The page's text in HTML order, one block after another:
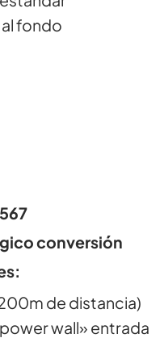
fondo
conversión
de distancia)
wall» entrada